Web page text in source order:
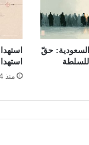
حقّ
منذ 4 أسابيع